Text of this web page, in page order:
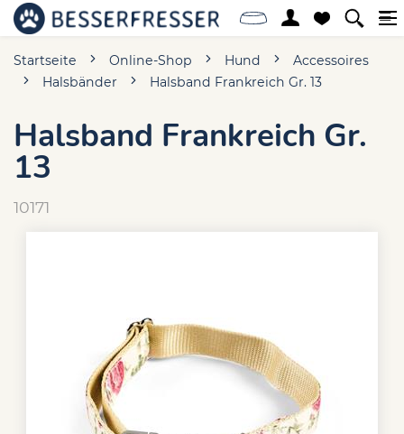
Startseite Online-Shop Hund
Accessoires
Halsbänder
Halsband Frankreich Gr. 13
Halsband Frankreich Gr.
13
10171